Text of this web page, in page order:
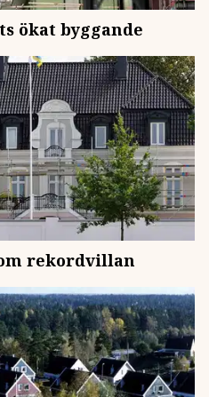
ökat byggande
rekordvillan